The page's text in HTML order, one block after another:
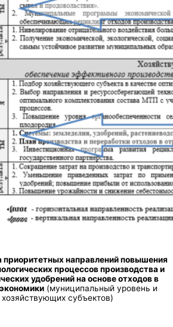
приоритетных направлений повышения
процессов производства и
удобрений на основе отходов в
(муниципальный уровень и
субъектов)